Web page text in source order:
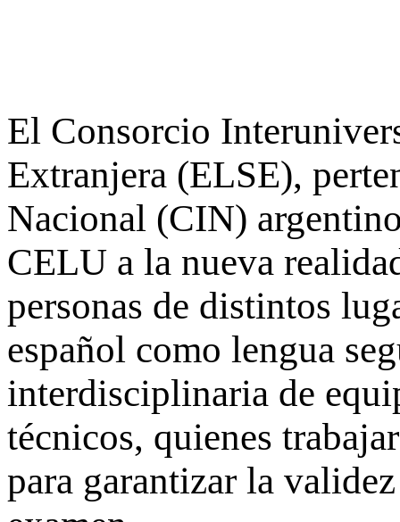
El Consorcio
Extranjera (ELSE),
Nacional (CIN)
CELU a la nueva
personas de distintos
español como lengua
interdisciplinaria de
técnicos, quienes
para garantizar la